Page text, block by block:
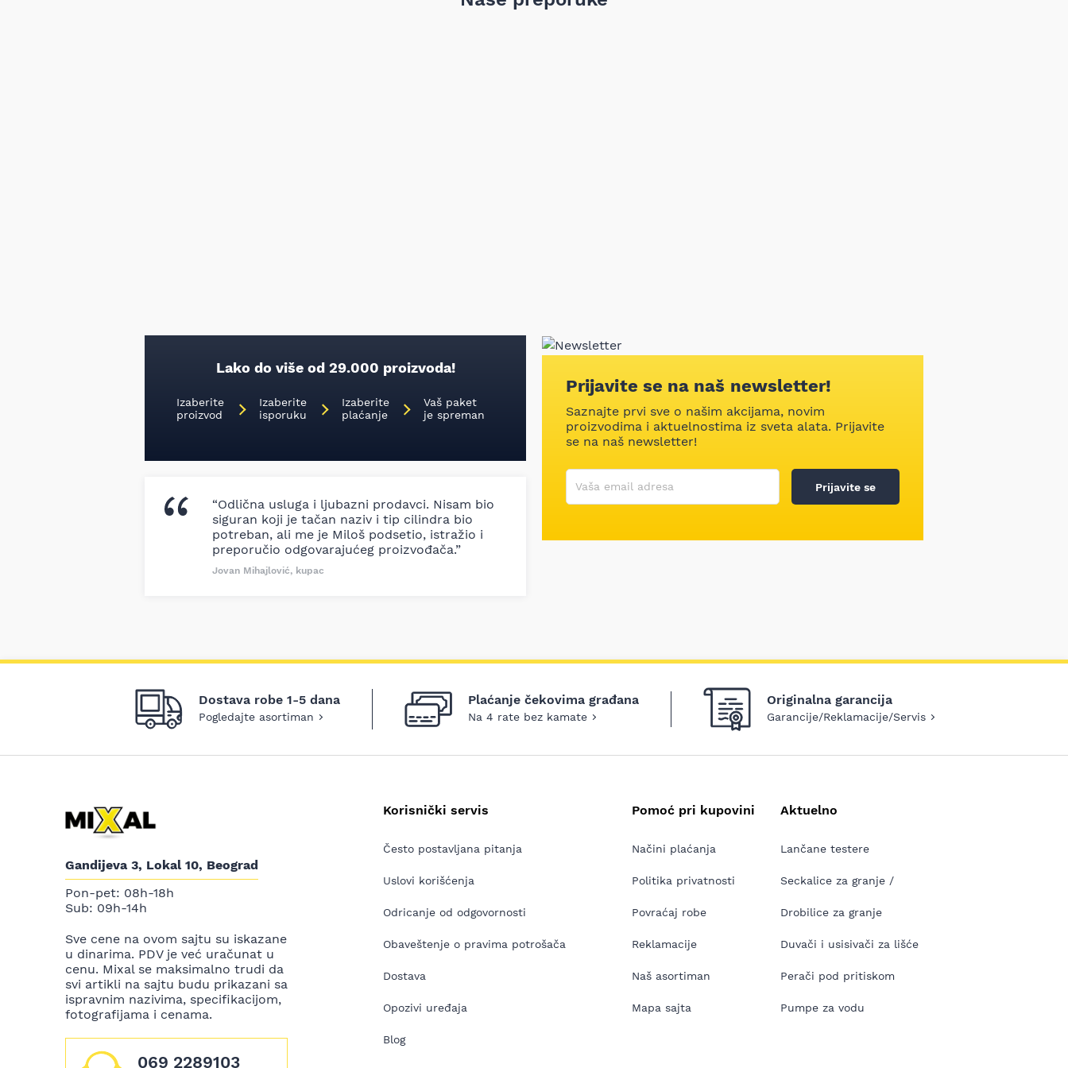
Lako do više od 29.000 proizvoda!
Izaberite
proizvod
Izaberite
isporuku
Izaberite
plaćanje
Vaš paket
je spreman
“Odlična usluga i ljubazni prodavci. Nisam bio
siguran koji je tačan naziv i tip cilindra bio
potreban, ali me je Miloš podsetio, istražio i
preporučio odgovarajućeg proizvođača.”
Jovan Mihajlović, kupac
Prijavite se na naš newsletter!
Saznajte prvi sve o našim akcijama, novim
proizvodima i aktuelnostima iz sveta alata. Prijavite
se na naš newsletter!
Korisničko ime
Vaša email adresa
Prijavite se
Dostava robe 1-5 dana
Pogledajte asortiman
Plaćanje čekovima građana
Na 4 rate bez kamate
Originalna garancija
Garancije/Reklamacije/Servis
Gandijeva 3, Lokal 10, Beograd
Pon-pet: 08h-18h
Sub: 09h-14h
Sve cene na ovom sajtu su iskazane
u dinarima. PDV je već uračunat u
cenu. Mixal se maksimalno trudi da
svi artikli na sajtu budu prikazani sa
ispravnim nazivima, specifikacijom,
fotografijama i cenama.
069 2289103
Korisnički servis
Često postavljana pitanja
Uslovi korišćenja
Odricanje od odgovornosti
Obaveštenje o pravima potrošača
Dostava
Opozivi uređaja
Blog
Pomoć pri kupovini
Načini plaćanja
Politika privatnosti
Povraćaj robe
Reklamacije
Naš asortiman
Mapa sajta
Aktuelno
Lančane testere
Seckalice za granje /
Drobilice za granje
Duvači i usisivači za lišće
Perači pod pritiskom
Pumpe za vodu